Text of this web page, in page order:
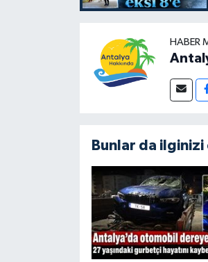
HABER
Bunlar da